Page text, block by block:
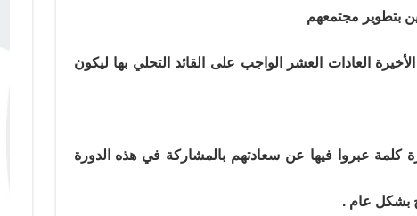
العادات العشر الواجب على القائد التحلي بها ليكون
كلمة عبروا فيها عن سعادتهم بالمشاركة في هذه الدورة
بشكل عام .